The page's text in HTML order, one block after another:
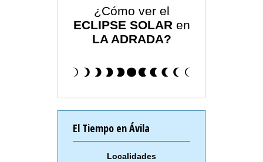
¿Cómo ver el
ECLIPSE SOLAR en
LA ADRADA?
El Tiempo en Ávila
Localidades